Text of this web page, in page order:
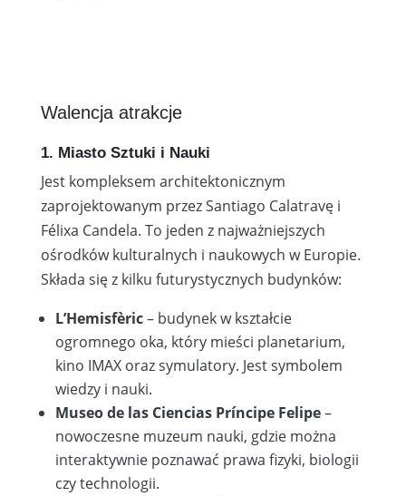
Walencja atrakcje
1. Miasto Sztuki i Nauki
Jest kompleksem architektonicznym
zaprojektowanym przez Santiago Calatravę i
Félixa Candela. To jeden z najważniejszych
ośrodków kulturalnych i naukowych w Europie.
Składa się z kilku futurystycznych budynków:
L’Hemisfèric– budynek w kształcie
ogromnego oka, który mieści planetarium,
kino IMAX oraz symulatory. Jest symbolem
wiedzy i nauki.
Museo de las Ciencias Príncipe Felipe–
nowoczesne muzeum nauki, gdzie można
interaktywnie poznawać prawa fizyki, biologii
czy technologii.